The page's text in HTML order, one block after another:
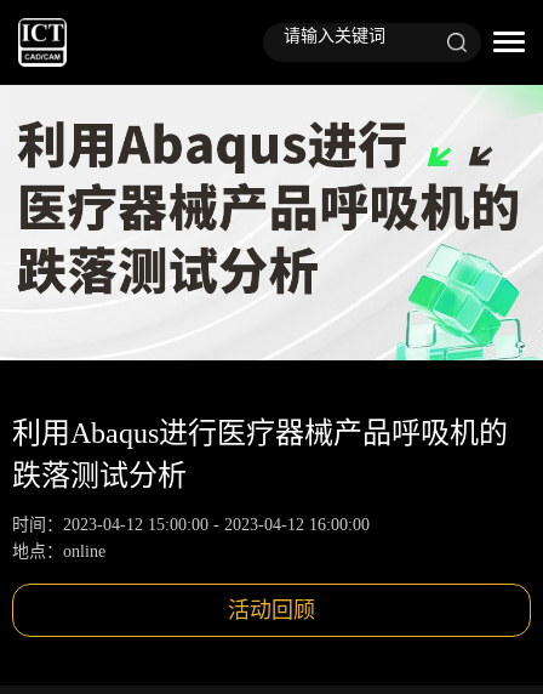
利用Abaqus进行医疗器械产品呼吸机的
跌落测试分析
时间：2023-04-12 15:00:00 - 2023-04-12 16:00:00
地点：online
活动回顾